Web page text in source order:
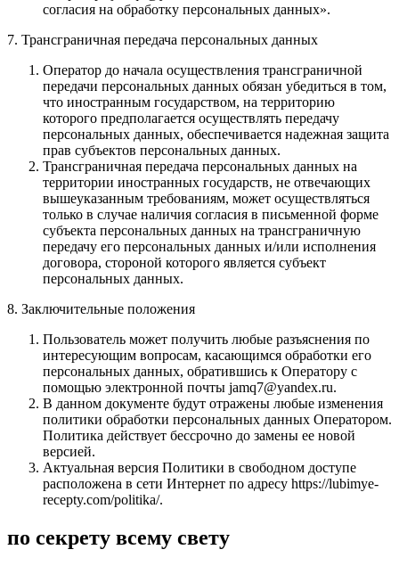
согласия на обработку персональных данных».
7. Трансграничная передача персональных данных
Оператор до начала осуществления трансграничной
передачи персональных данных обязан убедиться в том,
что иностранным государством, на территорию
которого предполагается осуществлять передачу
персональных данных, обеспечивается надежная защита
прав субъектов персональных данных.
Трансграничная передача персональных данных на
территории иностранных государств, не отвечающих
вышеуказанным требованиям, может осуществляться
только в случае наличия согласия в письменной форме
субъекта персональных данных на трансграничную
передачу его персональных данных и/или исполнения
договора, стороной которого является субъект
персональных данных.
8. Заключительные положения
Пользователь может получить любые разъяснения по
интересующим вопросам, касающимся обработки его
персональных данных, обратившись к Оператору с
помощью электронной почты jamq7@yandex.ru.
В данном документе будут отражены любые изменения
политики обработки персональных данных Оператором.
Политика действует бессрочно до замены ее новой
версией.
Актуальная версия Политики в свободном доступе
расположена в сети Интернет по адресу https://lubimye-
recepty.com/politika/.
по секрету всему свету